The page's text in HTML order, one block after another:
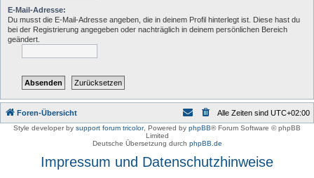
E-Mail-Adresse:
Du musst die E-Mail-Adresse angeben, die in deinem Profil hinterlegt ist. Diese hast du
bei der Registrierung angegeben oder nachträglich in deinem persönlichen Bereich
geändert.
Foren-Übersicht Alle Zeiten sind UTC+02:00
Style developer by support forum tricolor, Powered by phpBB® Forum Software © phpBB
Limited
Deutsche Übersetzung durch phpBB.de
Impressum und Datenschutzhinweise